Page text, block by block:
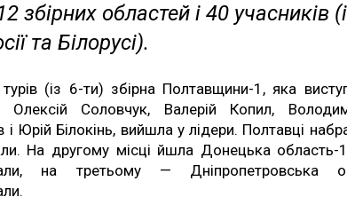
збірних областей і 40 учасників
та Білорусі).
(із 6-ти) збірна Полтавщини-1, яка
Олексій Соловчук, Валерій Копил,
і Юрій Білокінь, вийшла у лідери. Полтавці
На другому місці йшла Донецька
на третьому — Дніпропетровська